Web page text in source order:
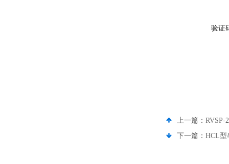
验证
上一篇： RVSP-
下一篇： HCL型